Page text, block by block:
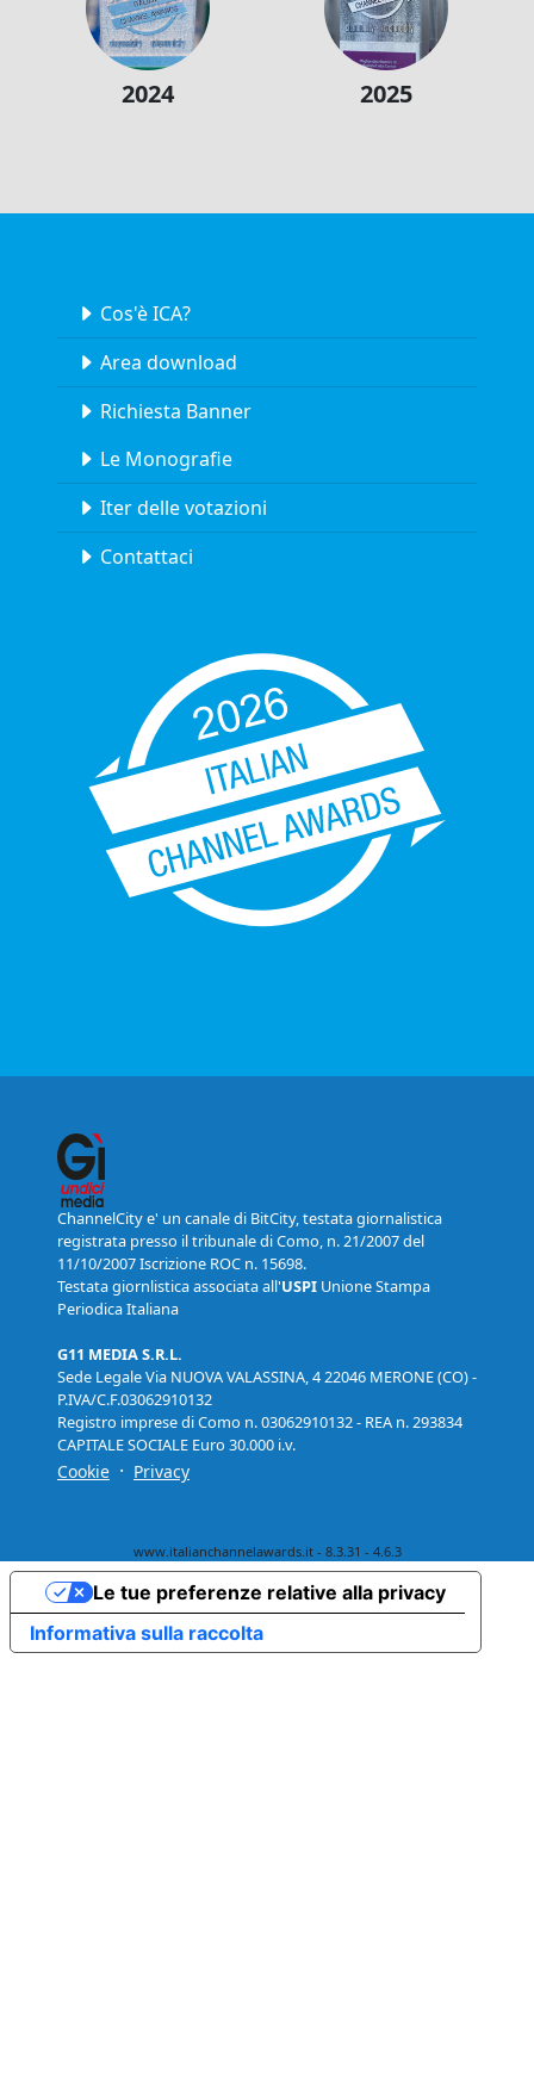
2024 2025
Cos'è ICA?
Area download
Richiesta Banner
Le Monografie
Iter delle votazioni
Contattaci
ChannelCity e' un canale di BitCity, testata giornalistica
registrata presso il tribunale di Como, n. 21/2007 del
11/10/2007 Iscrizione ROC n. 15698.
Testata giornlistica associata all'USPI Unione Stampa
Periodica Italiana
G11 MEDIA S.R.L.
Sede Legale Via NUOVA VALASSINA, 4 22046 MERONE (CO) -
P.IVA/C.F.03062910132
Registro imprese di Como n. 03062910132 - REA n. 293834
CAPITALE SOCIALE Euro 30.000 i.v.
Cookie · Privacy
www.italianchannelawards.it - 8.3.31 - 4.6.3
Informativa sulla raccolta
Le tue preferenze relative alla privacy